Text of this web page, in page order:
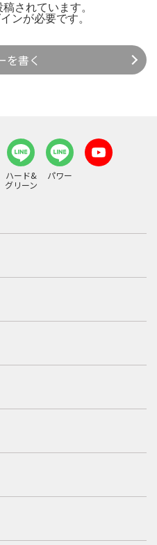
されています。
ンが必要です。
を書く
ハード&
グリーン
パワー